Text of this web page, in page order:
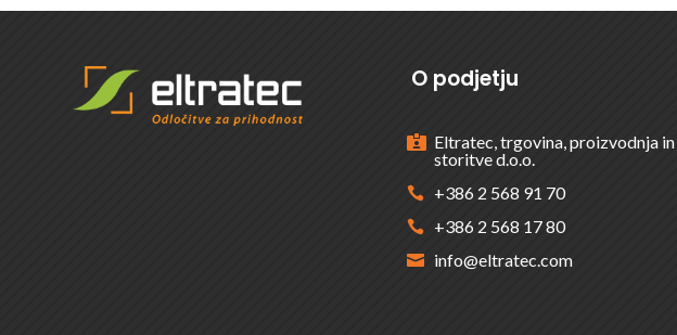
O podjetju
 Eltratec, trgovina, proizvodnja in
storitve d.o.o.
 +386 2 568 91 70
 +386 2 568 17 80
 info@eltratec.com